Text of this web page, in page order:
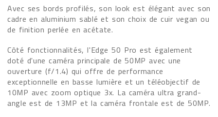
Avec ses bords profilés, son look est élégant avec son
cadre en aluminium sablé et son choix de cuir vegan ou
de finition perlée en acétate.
Côté fonctionnalités, l'Edge 50 Pro est également
doté d'une caméra principale de 50MP avec une
ouverture (f/1.4) qui offre de performance
exceptionnelle en basse lumière et un téléobjectif de
10MP avec zoom optique 3x. La caméra ultra grand-
angle est de 13MP et la caméra frontale est de 50MP.